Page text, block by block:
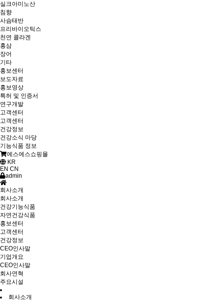
실크아미노산
침향
사슴태반
프리바이오틱스
천연 콜라겐
홍삼
장어
기타
홍보센터
보도자료
홍보영상
특허 및 인증서
연구개발
고객센터
고객센터
건강정보
건강소식 마당
기능식품 정보
에스에스쇼핑몰
KR
EN CN
admin
회사소개
회사소개
건강기능식품
자연건강식품
홍보센터
고객센터
건강정보
CEO인사말
기업개요
CEO인사말
회사연혁
주요시설
회사소개